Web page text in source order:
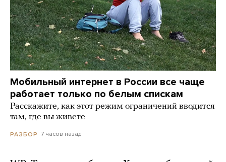
Мобильный интернет в России все чаще
работает только по белым спискам
Расскажите, как этот режим ограничений вводится
там, где вы живете
РАЗБОР 7 часов назад